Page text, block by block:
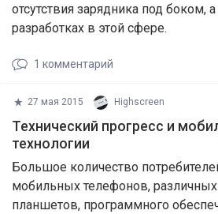
отсутствия зарядника под боком,
разработках в этой сфере.
1 комментарий
27 мая 2015 Highscreen
​Технический прогресс и
технологии
Большое количество
мобильных телефонов,
планшетов, программного